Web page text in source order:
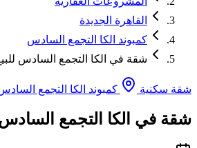
القاهرة الجديدة
كمبوند الكا التجمع السادس
شقة في الكا التجمع السادس للبيع مساحة 135
شقة سكنية كمبوند الكا التجمع
شقة في الكا التجمع السادس للبيع